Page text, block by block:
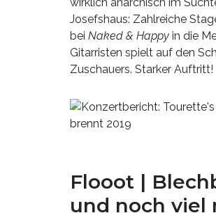
Josefshaus: Zahlreiche
bei Naked & Happy in die
Gitarristen spielt auf den
Zuschauers. Starker Auftritt!
Flooot |
und noch viel